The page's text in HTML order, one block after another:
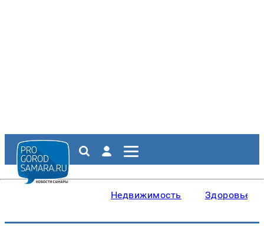
Недвижимость Здоровье